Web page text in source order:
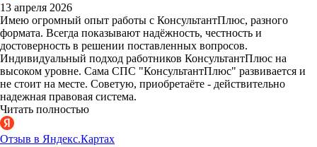
13 апреля 2026
Имею огромный опыт работы с КонсультантПлюс, разного
формата. Всегда показывают надёжность, честность и
достоверность в решении поставленных вопросов.
Индивидуальный подход работников КонсультантПлюс на
высоком уровне. Сама СПС "КонсультантПлюс" развивается и
не стоит на месте. Советую, приобретаёте - действительно
надежная правовая система.
Читать полностью
Отзыв в Яндекс.Картах